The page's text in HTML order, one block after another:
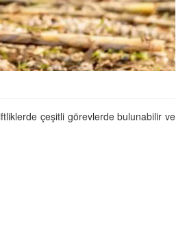
çeşitli görevlerde bulunabilir ve
Köpeğim Su İçmiyor, Köpeklerin
Su İçmeme Sebepleri
22.05.2020